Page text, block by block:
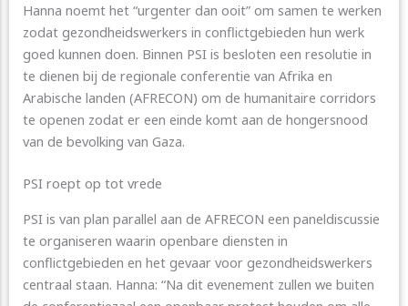
Hanna noemt het “urgenter dan ooit” om samen te werken
zodat gezondheidswerkers in conflictgebieden hun werk
goed kunnen doen. Binnen PSI is besloten een resolutie in
te dienen bij de regionale conferentie van Afrika en
Arabische landen (AFRECON) om de humanitaire corridors
te openen zodat er een einde komt aan de hongersnood
van de bevolking van Gaza.
PSI roept op tot vrede
PSI is van plan parallel aan de AFRECON een paneldiscussie
te organiseren waarin openbare diensten in
conflictgebieden en het gevaar voor gezondheidswerkers
centraal staan. Hanna: “Na dit evenement zullen we buiten